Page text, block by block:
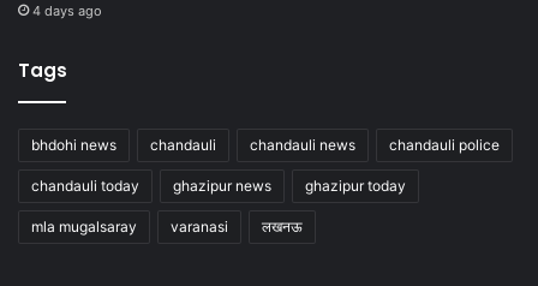
4 days ago
Tags
bhdohi news chandauli chandauli news chandauli police
chandauli today ghazipur news ghazipur today
mla mugalsaray varanasi लखनऊ